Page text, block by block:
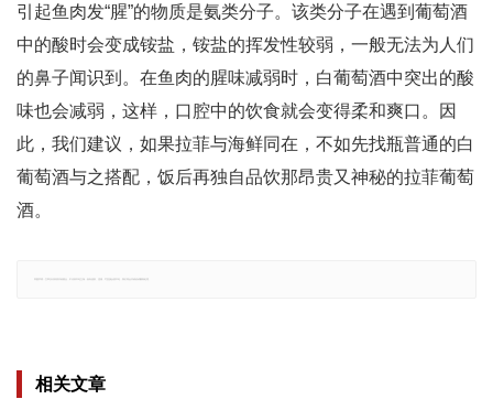
引起鱼肉发“腥”的物质是氨类分子。该类分子在遇到葡萄酒
中的酸时会变成铵盐，铵盐的挥发性较弱，一般无法为人们
的鼻子闻识到。在鱼肉的腥味减弱时，白葡萄酒中突出的酸
味也会减弱，这样，口腔中的饮食就会变得柔和爽口。因
此，我们建议，如果拉菲与海鲜同在，不如先找瓶普通的白
葡萄酒与之搭配，饭后再独自品饮那昂贵又神秘的拉菲葡萄
酒。
郑重声明：文章仅代表原作者观点，不代表本站立场；如有侵权、违规，可直接反馈本站，我们将会作修改或删除处理。
相关文章